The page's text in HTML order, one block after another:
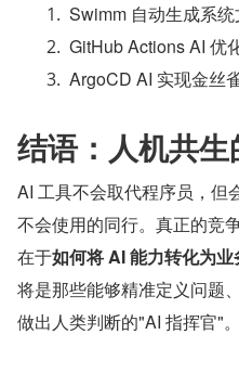
Swimm 自动生成系统
GitHub Actions AI 优
ArgoCD AI 实现金丝
结语：人机共
AI 工具不会取代程序员，但
不会使用的同行。真正的竞
在于如何将 AI 能力转化为业
将是那些能够精准定义问题
做出人类判断的"AI 指挥官"。